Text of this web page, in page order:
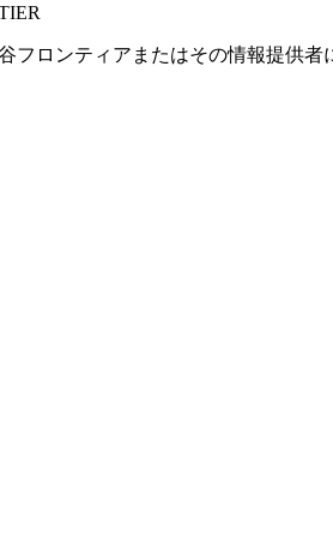
フロンティアまたはその情報提供者